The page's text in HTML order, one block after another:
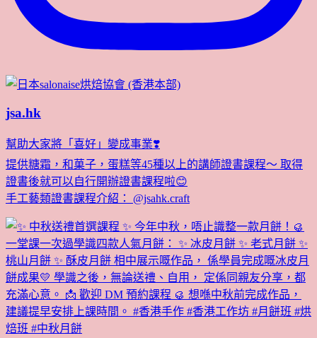
jsa.hk
幫助大家將「喜好」變成事業❣️
提供糖霜，和菓子，蛋糕等45種以上的講師證書課程～ 取得
證書後就可以自行開辦證書課程啦😊
手工藝類證書課程介紹： @jsahk.craft